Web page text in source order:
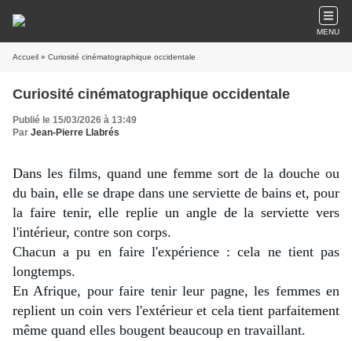
MENU
Accueil » Curiosité cinématographique occidentale
Curiosité cinématographique occidentale
Publié le 15/03/2026 à 13:49
Par Jean-Pierre Llabrés
Dans les films, quand une femme sort de la douche ou
du bain, elle se drape dans une serviette de bains et, pour
la faire tenir, elle replie un angle de la serviette vers
l'intérieur, contre son corps.
Chacun a pu en faire l'expérience : cela ne tient pas
longtemps.
En Afrique, pour faire tenir leur pagne, les femmes en
replient un coin vers l'extérieur et cela tient parfaitement
même quand elles bougent beaucoup en travaillant.